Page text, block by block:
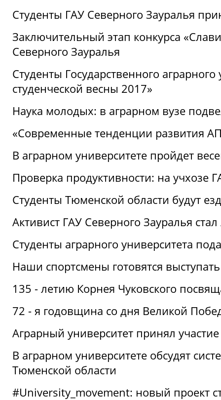
Студенты ГАУ Северного Зауралья
Заключительный этап конкурса
Северного Зауралья
Студенты Государственного
студенческой весны 2017»
Наука молодых: в аграрном вузе
«Современные тенденции развития
В аграрном университете пройдет
Проверка продуктивности: на учхозе
Студенты Тюменской области будут
Активист ГАУ Северного Зауралья
Студенты аграрного университета
Наши спортсмены готовятся
135 - летию Корнея Чуковского
72 - я годовщина со дня Великой
Аграрный университет принял
В аграрном университете обсудят
Тюменской области
#University_movement: новый проект